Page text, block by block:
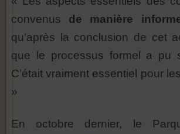
convenus de manière
qu’après la conclusion de cet
que le processus formel a pu
C’était vraiment essentiel pour
»
En octobre dernier, le